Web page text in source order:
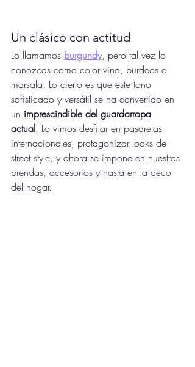
Un clásico con actitud
Lo llamamos burgundy, pero tal vez lo
conozcas como color vino, burdeos o
marsala. Lo cierto es que este tono
sofisticado y versátil se ha convertido en
un imprescindible del guardarropa
actual. Lo vimos desfilar en pasarelas
internacionales, protagonizar looks de
street style, y ahora se impone en nuestras
prendas, accesorios y hasta en la deco
del hogar.